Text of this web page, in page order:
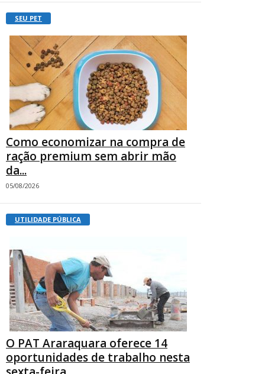
SEU PET
Como economizar na compra de
ração premium sem abrir mão
da...
05/08/2026
UTILIDADE PÚBLICA
O PAT Araraquara oferece 14
oportunidades de trabalho nesta